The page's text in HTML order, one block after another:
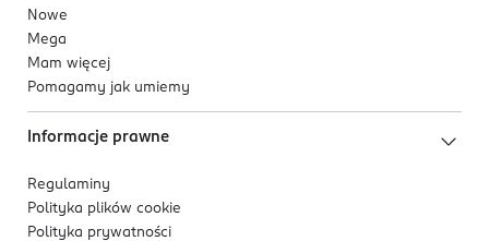
Nowe
Mega
Mam więcej
Pomagamy jak umiemy
Informacje prawne
Regulaminy
Polityka plików cookie
Polityka prywatności